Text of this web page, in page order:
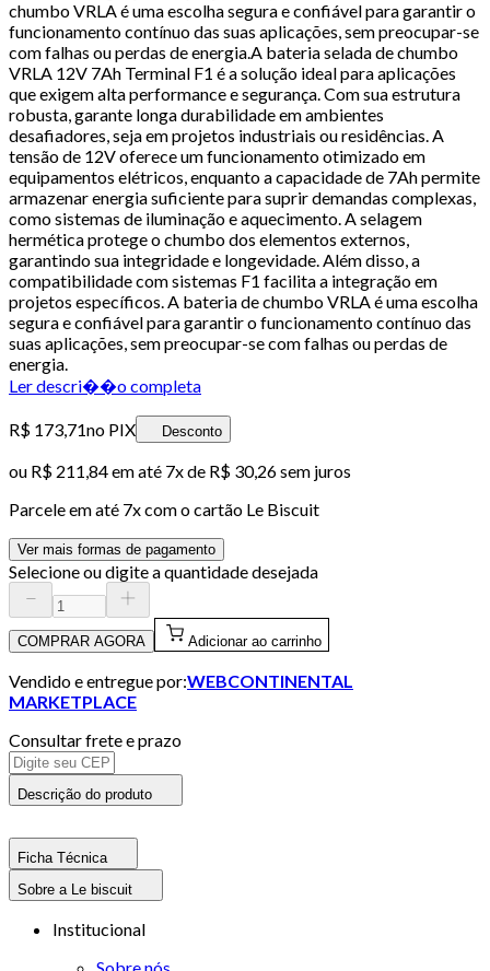
chumbo VRLA é uma escolha segura e confiável para garantir o
funcionamento contínuo das suas aplicações, sem preocupar-se
com falhas ou perdas de energia.A bateria selada de chumbo
VRLA 12V 7Ah Terminal F1 é a solução ideal para aplicações
que exigem alta performance e segurança. Com sua estrutura
robusta, garante longa durabilidade em ambientes
desafiadores, seja em projetos industriais ou residências. A
tensão de 12V oferece um funcionamento otimizado em
equipamentos elétricos, enquanto a capacidade de 7Ah permite
armazenar energia suficiente para suprir demandas complexas,
como sistemas de iluminação e aquecimento. A selagem
hermética protege o chumbo dos elementos externos,
garantindo sua integridade e longevidade. Além disso, a
compatibilidade com sistemas F1 facilita a integração em
projetos específicos. A bateria de chumbo VRLA é uma escolha
segura e confiável para garantir o funcionamento contínuo das
suas aplicações, sem preocupar-se com falhas ou perdas de
energia.
Ler descri��o completa
R$ 173,71no PIX Desconto
ou R$ 211,84em até 7x de R$ 30,26 sem juros
Parcele em até 7x com o cartão Le Biscuit
Ver mais formas de pagamento
Selecione ou digite a quantidade desejada
COMPRAR AGORA Adicionar ao carrinho
Vendido e entregue por:WEBCONTINENTAL
MARKETPLACE
Consultar frete e prazo
Descrição do produto
Ficha Técnica
Sobre a Le biscuit
Institucional